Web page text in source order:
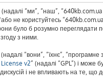
“ми”, “наш”,
не користуйтесь
було б розумно переглядати
з ними.
“вони”, “їхнє”,
v2” (надалі “GPL”) і може
і не впливають на те,